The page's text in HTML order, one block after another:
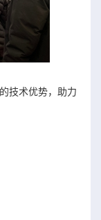
技术优势，助力